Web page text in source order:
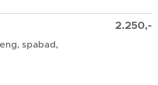
spabad,
2.250,-